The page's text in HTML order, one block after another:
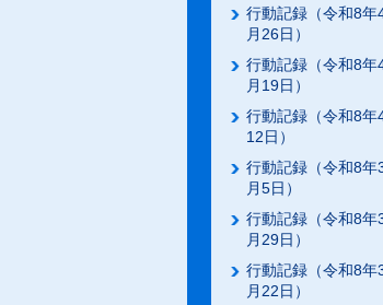
行動記録（令和8年
月26日）
行動記録（令和8年
月19日）
行動記録（令和8年
12日）
行動記録（令和8年
月5日）
行動記録（令和8年
月29日）
行動記録（令和8年
月22日）